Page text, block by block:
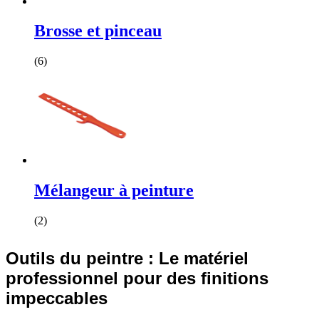
Brosse et pinceau
(6)
Mélangeur à peinture
(2)
Outils du peintre : Le matériel
professionnel pour des finitions
impeccables